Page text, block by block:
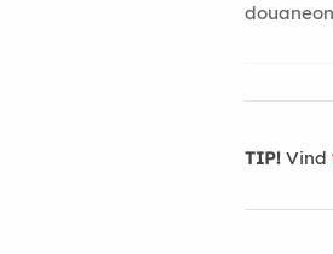
TIP! Vind